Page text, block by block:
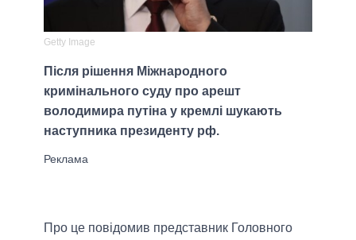
Getty Image
Після рішення Міжнародного
кримінального суду про арешт
володимира путіна у кремлі шукають
наступника президенту рф.
Про це повідомив представник Головного